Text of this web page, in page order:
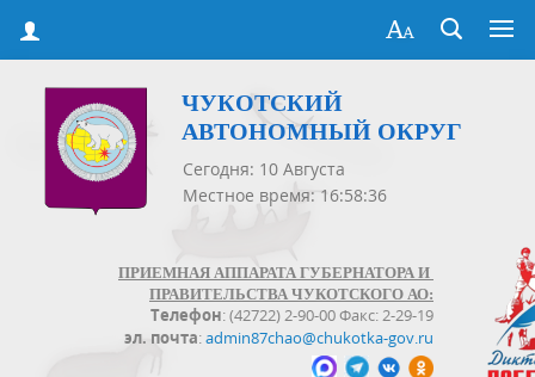
ЧУКОТСКИЙ
АВТОНОМНЫЙ ОКРУГ
Сегодня: 10 Августа
Местное время: 16:58:36
ПРИЕМНАЯ АППАРАТА ГУБЕРНАТОРА И
ПРАВИТЕЛЬСТВА ЧУКОТСКОГО АО:
Телефон: (42722) 2-90-00 Факс: 2-29-19
эл. почта:admin87chao@chukotka-gov.ru